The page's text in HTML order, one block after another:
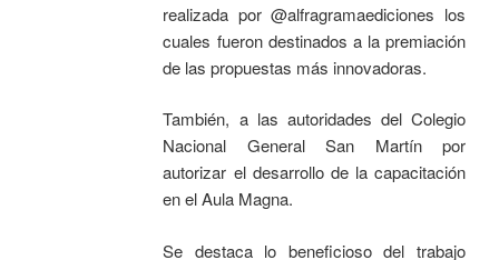
realizada por @alfragramaediciones los
cuales fueron destinados a la premiación
de las propuestas más innovadoras.
También, a las autoridades del Colegio
Nacional General San Martín por
autorizar el desarrollo de la capacitación
en el Aula Magna.
Se destaca lo beneficioso del trabajo